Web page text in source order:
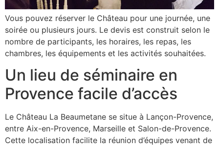
Vous pouvez réserver le Château pour une journée, une
soirée ou plusieurs jours. Le devis est construit selon le
nombre de participants, les horaires, les repas, les
chambres, les équipements et les activités souhaitées.
Un lieu de séminaire en
Provence facile d’accès
Le Château La Beaumetane se situe à Lançon-Provence,
entre Aix-en-Provence, Marseille et Salon-de-Provence.
Cette localisation facilite la réunion d’équipes venant de